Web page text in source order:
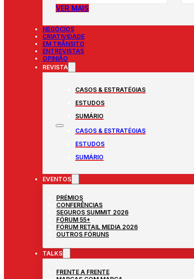
VER MAIS
NEGÓCIOS
CRIATIVIDADE
EM TRÂNSITO
ENTREVISTAS
OPINIÃO
REVISTA
CASOS & ESTRATÉGIAS
ESTUDOS
SUMÁRIO
CASOS & ESTRATÉGIAS
ESTUDOS
SUMÁRIO
EVENTOS
PRÉMIOS
CONFERÊNCIAS
SEGUROS SUMMIT 2026
FÓRUM 55+
FÓRUM RETAIL MEDIA 2026
OUTROS FÓRUNS
TALKS
FRENTE A FRENTE